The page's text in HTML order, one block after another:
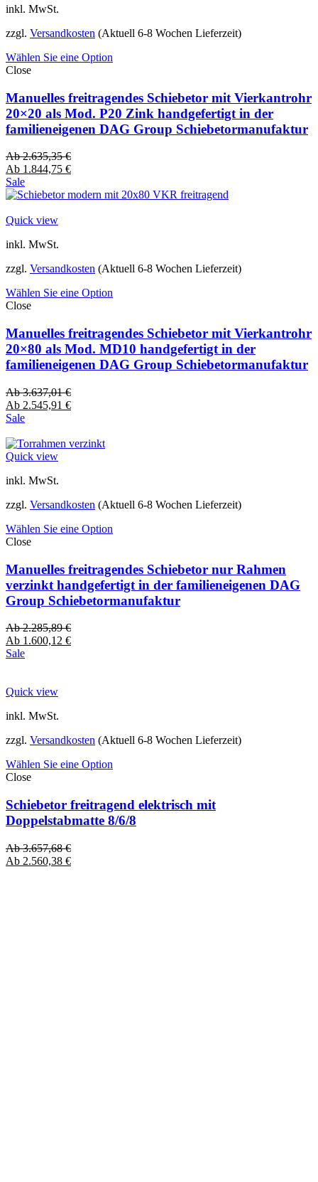
inkl. MwSt.
zzgl. Versandkosten (Aktuell 6-8 Wochen Lieferzeit)
Wählen Sie eine Option
Close
Manuelles freitragendes Schiebetor mit Vierkantrohr
20×20 als Mod. P20 Zink handgefertigt in der
familieneigenen DAG Group Schiebetormanufaktur
Ab2.635,35€
Ab 1.844,75 €
Sale
Quick view
inkl. MwSt.
zzgl. Versandkosten (Aktuell 6-8 Wochen Lieferzeit)
Wählen Sie eine Option
Close
Manuelles freitragendes Schiebetor mit Vierkantrohr
20×80 als Mod. MD10 handgefertigt in der
familieneigenen DAG Group Schiebetormanufaktur
Ab3.637,01€
Ab 2.545,91 €
Sale
Quick view
inkl. MwSt.
zzgl. Versandkosten (Aktuell 6-8 Wochen Lieferzeit)
Wählen Sie eine Option
Close
Manuelles freitragendes Schiebetor nur Rahmen
verzinkt handgefertigt in der familieneigenen DAG
Group Schiebetormanufaktur
Ab2.285,89€
Ab 1.600,12 €
Sale
Quick view
inkl. MwSt.
zzgl. Versandkosten (Aktuell 6-8 Wochen Lieferzeit)
Wählen Sie eine Option
Close
Schiebetor freitragend elektrisch mit
Doppelstabmatte 8/6/8
Ab3.657,68€
Ab 2.560,38 €